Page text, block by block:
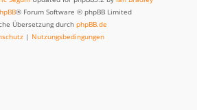
® Forum Software © phpBB Limited
Übersetzung durch phpBB.de
| Nutzungsbedingungen